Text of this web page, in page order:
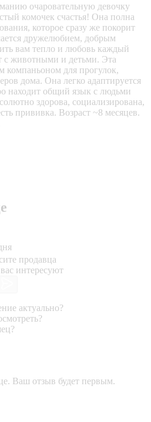
очаровательную девочку
комочек счастья! Она полна
которое сразу же покорит
дружелюбием, добрым
вам тепло и любовь каждый
с животными и детьми. Эта
компаньоном для прогулок,
дома. Она легко адаптируется
находит общий язык с людьми
здорова, социализирована,
прививка. Возраст ~8 месяцев.
продавца
интересуют
актуально?
Ваш отзыв будет первым.